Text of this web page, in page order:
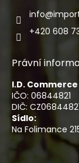
info@
+420 608
Právní
I.D.
IČO: 06844821
DIČ:
Sídlo:
Na Folimance